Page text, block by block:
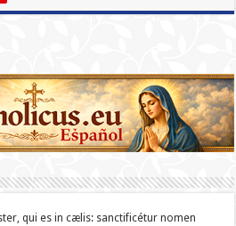
qui es in cælis: sanc­ti­ficétur nomen